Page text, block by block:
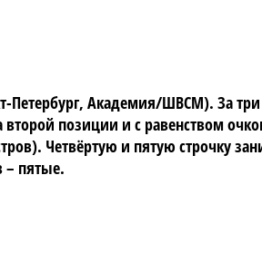
Петербург, Академия/ШВСМ). За
позиции и с равенством
Четвёртую и пятую строчку
– пятые.